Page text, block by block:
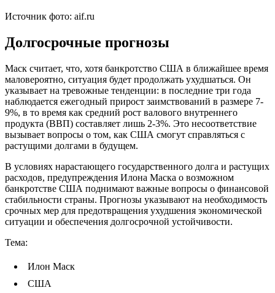
Источник фото: aif.ru
Долгосрочные прогнозы
Маск считает, что, хотя банкротство США в ближайшее время
маловероятно, ситуация будет продолжать ухудшаться. Он
указывает на тревожные тенденции: в последние три года
наблюдается ежегодный прирост заимствований в размере 7-
9%, в то время как средний рост валового внутреннего
продукта (ВВП) составляет лишь 2-3%. Это несоответствие
вызывает вопросы о том, как США смогут справляться с
растущими долгами в будущем.
В условиях нарастающего государственного долга и растущих
расходов, предупреждения Илона Маска о возможном
банкротстве США поднимают важные вопросы о финансовой
стабильности страны. Прогнозы указывают на необходимость
срочных мер для предотвращения ухудшения экономической
ситуации и обеспечения долгосрочной устойчивости.
Тема:
Илон Маск
США